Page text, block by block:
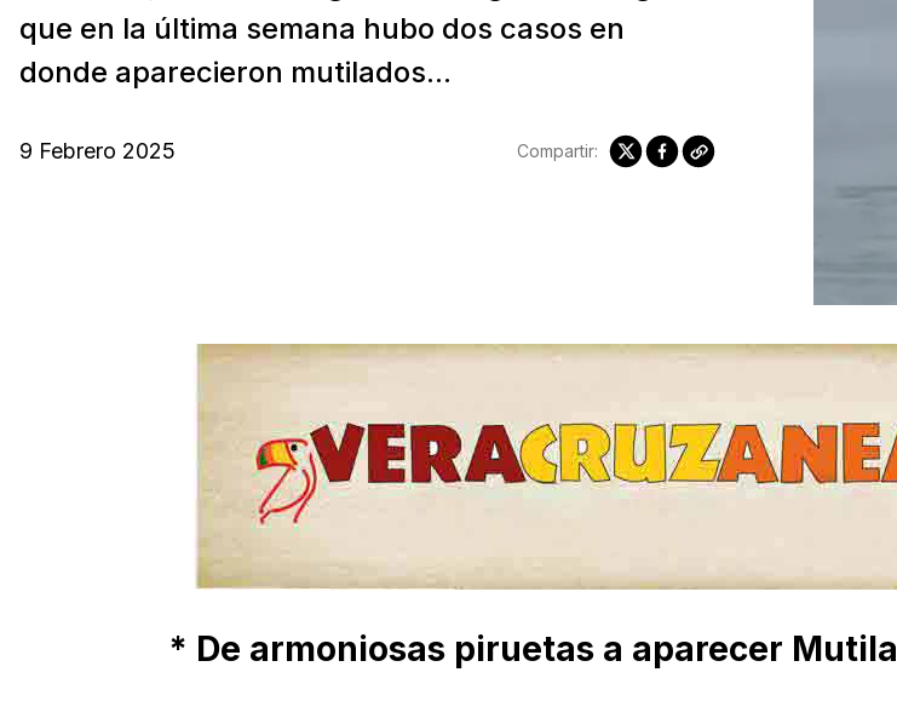
que en la última semana hubo dos casos en
donde aparecieron mutilados...
9 Febrero 2025 Compartir:
* De armoniosas piruetas a aparecer